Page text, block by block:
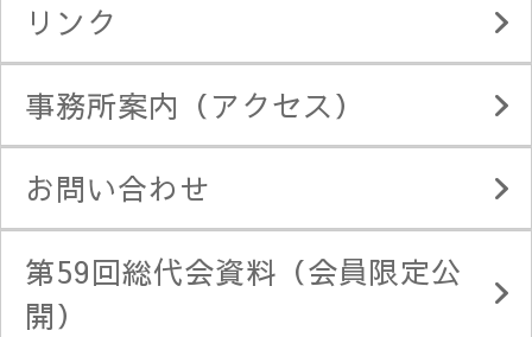
リンク
事務所案内（アクセス）
お問い合わせ
第59回総代会資料（会員限定公
開）